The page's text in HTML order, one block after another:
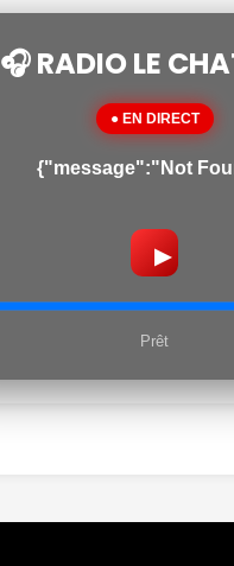
🎧 RADIO LE
● EN DIRECT
{"message":"Not
▶
Prêt